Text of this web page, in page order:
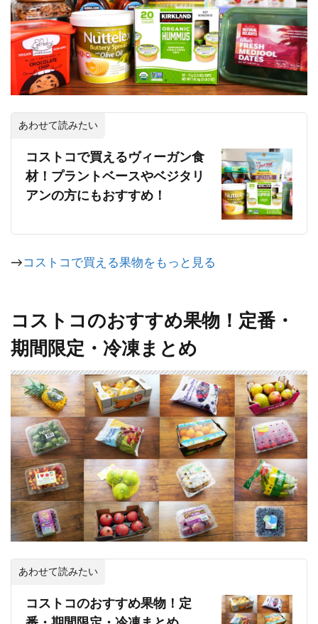
あわせて読みたい
コストコで買えるヴィーガン食
材！プラントベースやベジタリ
アンの方にもおすすめ！
→コストコで買える果物をもっと見る
コストコのおすすめ果物！定番・
期間限定・冷凍まとめ
あわせて読みたい
コストコのおすすめ果物！定